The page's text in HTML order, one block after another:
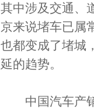
其中涉及交通、
京来说堵车已属
也都变成了堵城
延的趋势。
中国汽车产销